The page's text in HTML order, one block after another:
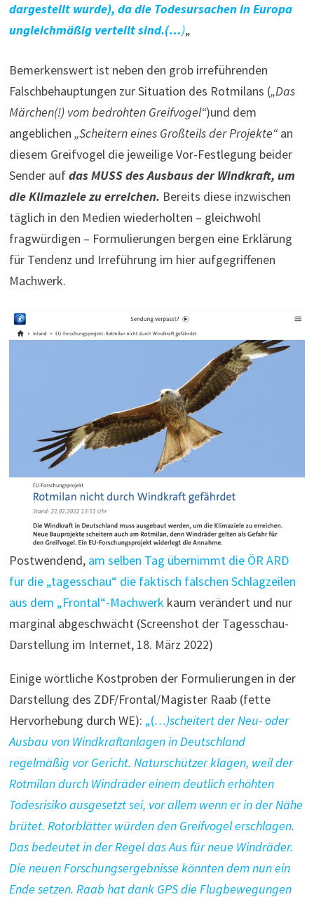
dargestellt wurde), da die Todesursachen in Europa
ungleichmäßig verteilt sind.(…)„
Bemerkenswert ist neben den grob irreführenden
Falschbehauptungen zur Situation des Rotmilans („Das
Märchen(!) vom bedrohten Greifvogel“)und dem
angeblichen „Scheitern eines Großteils der Projekte“an
diesem Greifvogel die jeweilige Vor-Festlegung beider
Sender aufdas MUSS des Ausbaus der Windkraft, um
die Klimaziele zu erreichen. Bereits diese inzwischen
täglich in den Medien wiederholten – gleichwohl
fragwürdigen – Formulierungen bergen eine Erklärung
für Tendenz und Irreführung im hier aufgegriffenen
Machwerk.
Postwendend, am selben Tag übernimmt die ÖR ARD
für die „tagesschau“ die faktisch falschen Schlagzeilen
aus dem „Frontal“-Machwerkkaum verändert und nur
marginal abgeschwächt (Screenshot der Tagesschau-
Darstellung im Internet, 18. März 2022)
Einige wörtliche Kostproben der Formulierungen in der
Darstellung des ZDF/Frontal/Magister Raab (fette
Hervorhebung durch WE): „(…)scheitert der Neu- oder
Ausbau von Windkraftanlagen in Deutschland
regelmäßig vor Gericht. Naturschützer klagen, weil der
Rotmilan durch Windräder einem deutlich erhöhten
Todesrisiko ausgesetzt sei, vor allem wenn er in der Nähe
brütet. Rotorblätter würden den Greifvogel erschlagen.
Das bedeutet in der Regel das Aus für neue Windräder.
Die neuen Forschungsergebnisse könnten dem nun ein
Ende setzen. Raab hat dank GPS die Flugbewegungen